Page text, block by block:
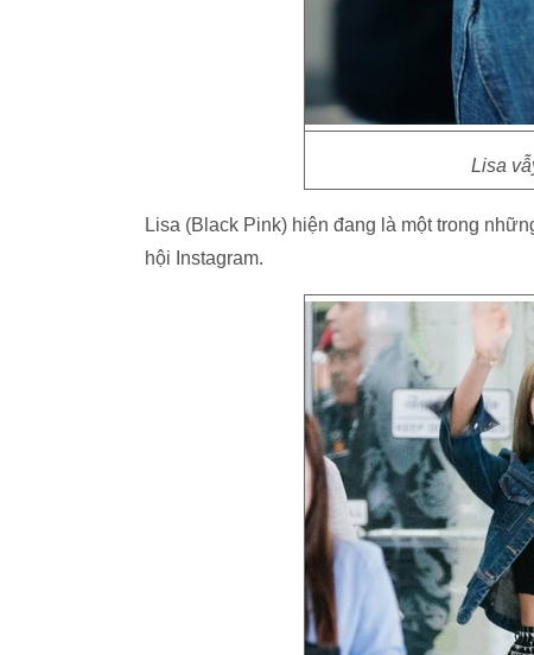
Lisa
Lisa (Black Pink) hiện đang là một trong
hội Instagram.